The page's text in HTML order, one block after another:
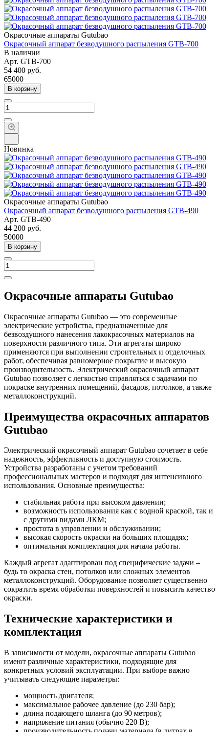
Окрасочные аппараты Gutubao
Окрасочный аппарат безводушного распыления GTB-700
В наличии
Арт. GTB-700
54 400 руб.
65000
В корзину
Новинка
Окрасочные аппараты Gutubao
Окрасочный аппарат безводушного распыления GTB-490
Арт. GTB-490
44 200 руб.
50000
В корзину
Окрасочные аппараты Gutubao
Окрасочные аппараты Gutubao — это современные
электрические устройства, предназначенные для
безвоздушного нанесения лакокрасочных материалов на
поверхности различного типа. Эти агрегаты широко
применяются при выполнении строительных и отделочных
работ, обеспечивая равномерное покрытие и высокую
производительность. Электрический окрасочный аппарат
Gutubao позволяет с легкостью справляться с задачами по
покраске внутренних помещений, фасадов, потолков, а также
металлоконструкций.
Преимущества окрасочных аппаратов
Gutubao
Электрический окрасочный аппарат Gutubao сочетает в себе
надежность, эффективность и доступную стоимость.
Устройства разработаны с учетом требований
профессиональных мастеров и подходят для интенсивного
использования. Основные преимущества:
стабильная работа при высоком давлении;
возможность использования как с водной краской, так и
с другими видами ЛКМ;
простота в управлении и обслуживании;
высокая скорость окраски на больших площадях;
оптимальная комплектация для начала работы.
Каждый агрегат адаптирован под специфические задачи –
будь то окраска стен, потолков или сложных элементов
металлоконструкций. Оборудование позволяет существенно
сократить время обработки поверхностей и повысить качество
окраски.
Технические характеристики и
комплектация
В зависимости от модели, окрасочные аппараты Gutubao
имеют различные характеристики, подходящие для
конкретных условий эксплуатации. При выборе важно
учитывать следующие параметры:
мощность двигателя;
максимальное рабочее давление (до 230 бар);
длина подающего шланга (до 90 метров);
напряжение питания (обычно 220 В);